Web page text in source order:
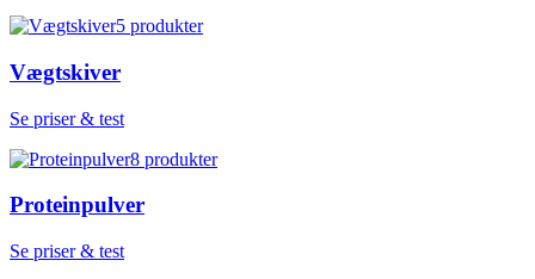
5 produkter
Vægtskiver
Se priser & test
8 produkter
Proteinpulver
Se priser & test